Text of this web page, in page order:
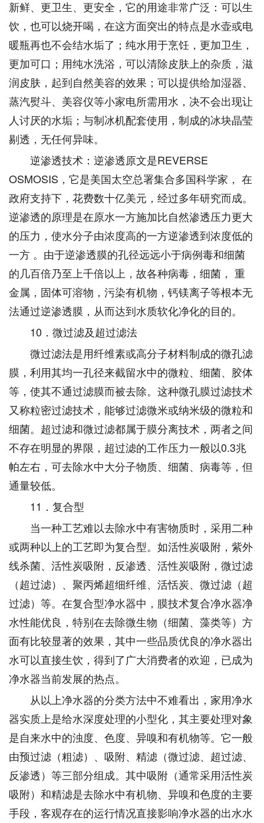
新鲜、更卫生、更安全，它的用途非常广泛：可以生
饮，也可以烧开喝，在这方面突出的特点是水壶或电
暖瓶再也不会结水垢了；纯水用于烹饪，更加卫生，
更加可口；用纯水洗浴，可以清除皮肤上的杂质，滋
润皮肤，起到自然美容的效果；可以提供给加湿器、
蒸汽熨斗、美容仪等小家电所需用水，决不会出现让
人讨厌的水垢；与制冰机配套使用，制成的冰块晶莹
剔透，无任何异味。
逆渗透技术：逆渗透原文是REVERSE
OSMOSIS，它是美国太空总署集合多国科学家， 在
政府支持下，花费数十亿美元，经过多年研究而成。
逆渗透的原理是在原水一方施加比自然渗透压力更大
的压力，使水分子由浓度高的一方逆渗透到浓度低的
一方 。由于逆渗透膜的孔径远远小于病例毒和细菌
的几百倍乃至上千倍以上，故各种病毒，细菌， 重
金属，固体可溶物，污染有机物，钙镁离子等根本无
法通过逆渗透膜，从而达到水质软化净化的目的。
10．微过滤及超过滤法
微过滤法是用纤维素或高分子材料制成的微孔滤
膜，利用其均一孔径来截留水中的微粒、细菌、胶体
等，使其不通过滤膜而被去除。这种微孔膜过滤技术
又称粒密过滤技术，能够过滤微米或纳米级的微粒和
细菌。超过滤和微过滤都属于膜分离技术，两者之间
不存在明显的界限，超过滤的工作压力一般以0.3兆
帕左右，可去除水中大分子物质、细菌、病毒等，但
通量较低。
11．复合型
当一种工艺难以去除水中有害物质时，采用二种
或两种以上的工艺即为复合型。如活性炭吸附，紫外
线杀菌、活性炭吸附，反渗透、活性炭吸附，微过滤
（超过滤）、聚丙烯超细纤维、活恬炭、微过滤（超
过滤）等。在复合型净水器中，膜技术复合净水器净
水性能优良，特别在去除微生物（细菌、藻类等）方
面有比较显著的效果，其中一些品质优良的净水器出
水可以直接生饮，得到了广大消费者的欢迎，已成为
净水器当前发展的热点。
从以上净水器的分类方法中不难看出，家用净水
器实质上是给水深度处理的小型化，其主要处理对象
是自来水中的浊度、色度、异嗅和有机物等。它一般
由预过滤（粗滤）、吸附、精滤（微过滤、超过滤、
反渗透）等三部分组成。其中吸附（通常采用活性炭
吸附）和精滤是去除水中有机物、异嗅和色度的主要
手段，客观存在的运行情况直接影响净水器的出水水